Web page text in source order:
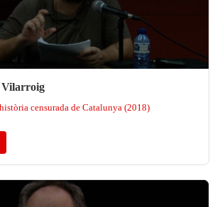
Vilarroig
censurada de Catalunya (2018)